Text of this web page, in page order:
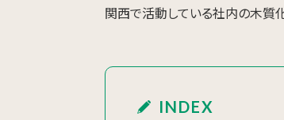
関西で活動している社内の木質
INDEX